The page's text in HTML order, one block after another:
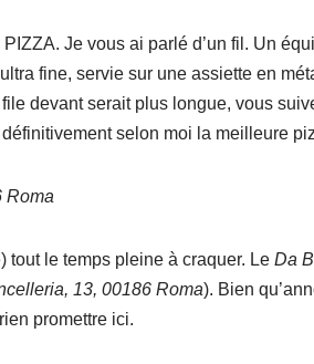
Je vous ai parlé d’un fil. Un
fine, servie sur une assiette en
devant serait plus longue, vous
définitivement selon moi la meilleure
Roma
tout le temps pleine à craquer. Le Da
13, 00186 Roma). Bien
promettre ici.